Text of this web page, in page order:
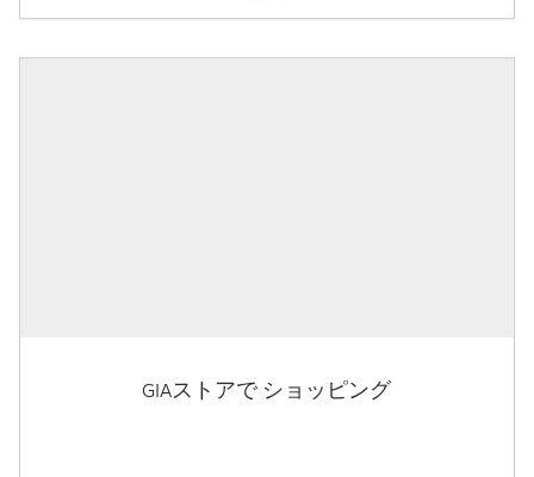
GIAストアで ショッピング